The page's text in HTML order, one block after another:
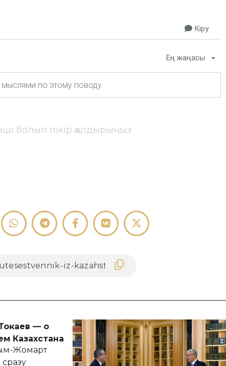
Кіру
Ең жаңасы
болып пікір қалдырыңыз
— о
Казахстана
Жомарт